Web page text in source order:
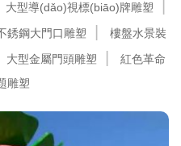
大型導(dǎo)視標(biāo)牌雕塑
銹鋼大門口雕塑
樓盤水景裝
大型金屬門頭雕塑
紅色革命
雕塑